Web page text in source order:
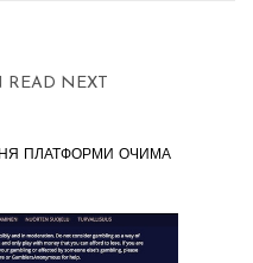
NEXT
ПЛАТФОРМИ ОЧИМА